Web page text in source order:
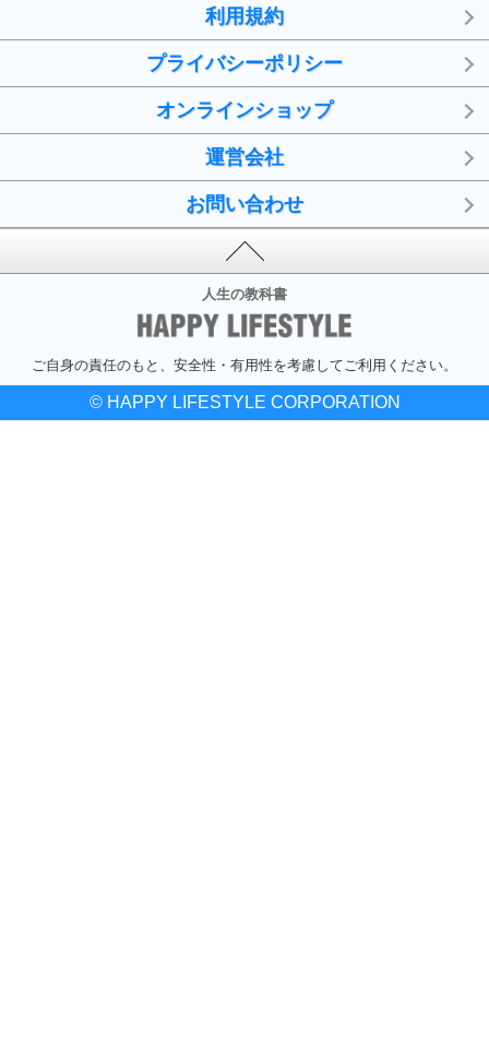
利用規約
プライバシーポリシー
オンラインショップ
運営会社
お問い合わせ
人生の教科書
ご自身の責任のもと、安全性・有用性を考慮してご利用ください。
© HAPPY LIFESTYLE CORPORATION